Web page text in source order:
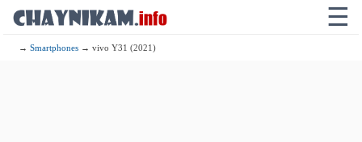
☰
→Smartphones → vivo Y31 (2021)